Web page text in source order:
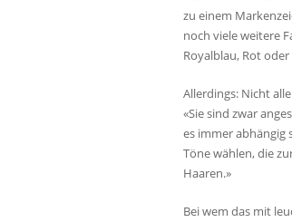
zu einem
noch viele weitere
Royalblau, Rot
Allerdings: Nicht
«Sie sind zwar
es immer abhängig
Töne wählen, die
Haaren.»
Bei wem das mit